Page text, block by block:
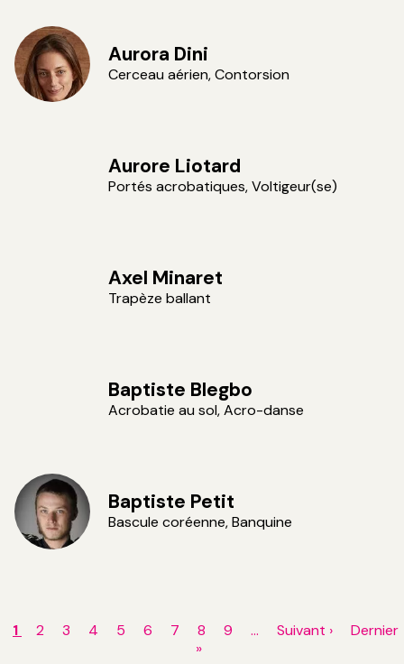
Aurora Dini
Cerceau aérien, Contorsion
Aurore Liotard
Portés acrobatiques, Voltigeur(se)
Axel Minaret
Trapèze ballant
Baptiste Blegbo
Acrobatie au sol, Acro-danse
Baptiste Petit
Bascule coréenne, Banquine
Pagination
Page
1 Page
2 Page
3 Page
4 Page
5 Page
6 Page
7 Page
8 Page
9 …
Page
Suivant ›
Dernier
»